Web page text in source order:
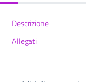
Descrizione
Allegati